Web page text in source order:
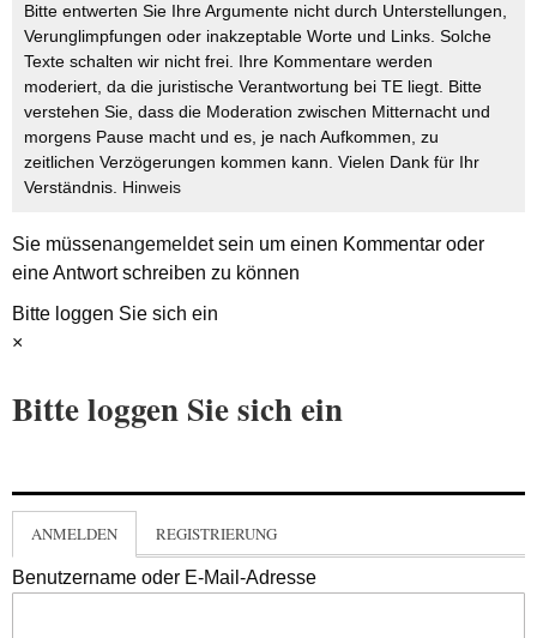
Bitte entwerten Sie Ihre Argumente nicht durch Unterstellungen,
Verunglimpfungen oder inakzeptable Worte und Links. Solche
Texte schalten wir nicht frei. Ihre Kommentare werden
moderiert, da die juristische Verantwortung bei TE liegt. Bitte
verstehen Sie, dass die Moderation zwischen Mitternacht und
morgens Pause macht und es, je nach Aufkommen, zu
zeitlichen Verzögerungen kommen kann. Vielen Dank für Ihr
Verständnis. Hinweis
Sie müssenangemeldetsein um einen Kommentar oder
eine Antwort schreiben zu können
Bitte loggen Sie sich ein
×
Bitte loggen Sie sich ein
ANMELDEN REGISTRIERUNG
Benutzername oder E-Mail-Adresse